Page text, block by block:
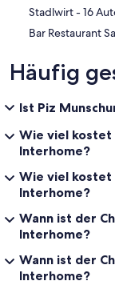
‪Stadlwirt
Häufig
Ist Piz
Wie viel kostet
Interhome?
Wie viel kostet
Interhome?
Wann ist der
Interhome?
Wann ist der
Interhome?